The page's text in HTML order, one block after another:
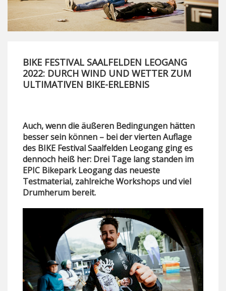
BIKE FESTIVAL SAALFELDEN LEOGANG
2022: DURCH WIND UND WETTER ZUM
ULTIMATIVEN BIKE-ERLEBNIS
Auch, wenn die äußeren Bedingungen hätten
besser sein können – bei der vierten Auflage
des BIKE Festival Saalfelden Leogang ging es
dennoch heiß her: Drei Tage lang standen im
EPIC Bikepark Leogang das neueste
Testmaterial, zahlreiche Workshops und viel
Drumherum bereit.